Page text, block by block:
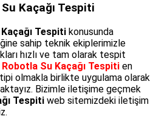
Kaçağı Tespiti
Tespiti konusunda
sahip teknik ekiplerimizle
hızlı ve tam olarak tespit
Su Kaçağı Tespiti en
olmakla birlikte uygulama olarak
Bizimle iletişime geçmek
Tespiti web sitemizdeki iletişim